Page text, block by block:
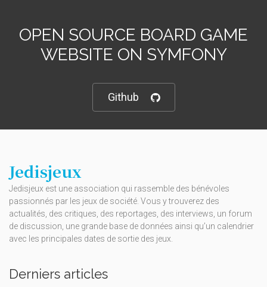
OPEN SOURCE BOARD GAME
WEBSITE ON SYMFONY
Github
Jedisjeux
Jedisjeux est une association qui rassemble des bénévoles
passionnés par les jeux de société. Vous y trouverez des
actualités, des critiques, des reportages, des interviews, un forum
de discussion, une grande base de données ainsi qu’un calendrier
avec les principales dates de sortie des jeux.
Derniers articles